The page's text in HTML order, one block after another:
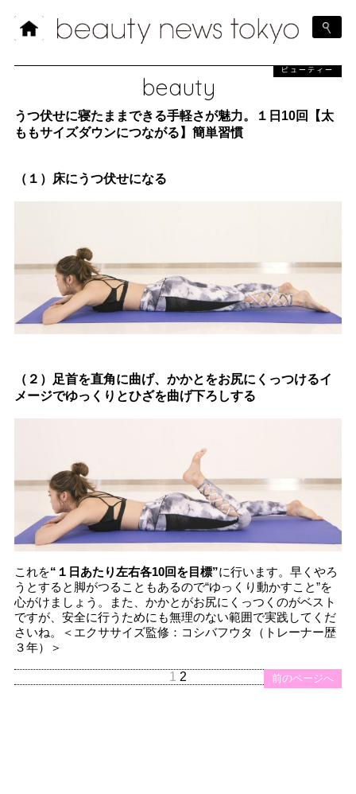
beauty
ビューティー
うつ伏せに寝たままできる手軽さが魅力。１日10回【太
ももサイズダウンにつながる】簡単習慣
（１）床にうつ伏せになる
（２）足首を直角に曲げ、かかとをお尻にくっつけるイ
メージでゆっくりとひざを曲げ下ろしする
これを“１日あたり左右各10回を目標”に行います。早くやろ
うとすると脚がつることもあるので“ゆっくり動かすこと”を
心がけましょう。また、かかとがお尻にくっつくのがベスト
ですが、安全に行うためにも無理のない範囲で実践してくだ
さいね。＜エクササイズ監修：コシバフウタ（トレーナー歴
３年）＞
前のページへ
1 2